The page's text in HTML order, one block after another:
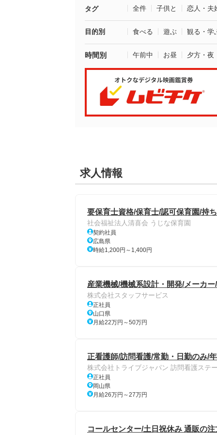
タグ 全件 子供と 恋人・夫
目的別 食べる 遊ぶ 観る・学
時間別 午前中 お昼 夕方・夜
求人情報
要保育士資格/保育士/認可保育園/持
社会福祉法人清喜会 うじな保育園
契約社員
広島県
時給1,200円～1,400円
産業機械/機械系設計・開発/メーカ
株式会社スタッフサービス
正社員
山口県
月給22万円～50万円
正看護師/訪問看護/常勤・日勤のみ/
株式会社トライブジャパン 訪問看護ステ
正社員
岡山県
月給26万円～27万円
コールセンター/土日祝休み 通販の